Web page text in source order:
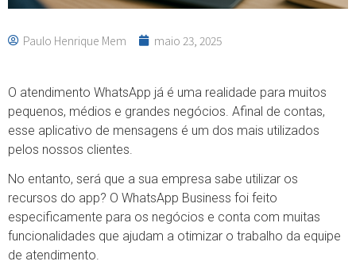
Paulo Henrique Mem maio 23, 2025
O atendimento WhatsApp já é uma realidade para muitos
pequenos, médios e grandes negócios. Afinal de contas,
esse aplicativo de mensagens é um dos mais utilizados
pelos nossos clientes.
No entanto, será que a sua empresa sabe utilizar os
recursos do app? O WhatsApp Business foi feito
especificamente para os negócios e conta com muitas
funcionalidades que ajudam a otimizar o trabalho da equipe
de atendimento.